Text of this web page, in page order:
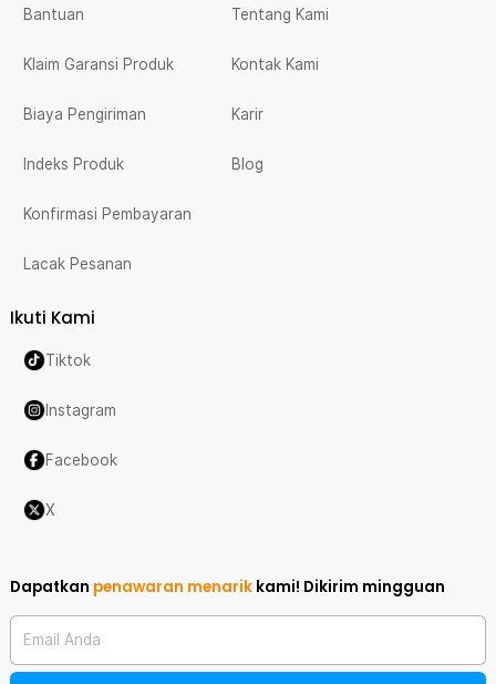
Bantuan
Klaim Garansi Produk
Biaya Pengiriman
Indeks Produk
Konfirmasi Pembayaran
Lacak Pesanan
Tentang Kami
Kontak Kami
Karir
Blog
Ikuti Kami
Tiktok
Instagram
Facebook
X
Dapatkan penawaran menarik kami! Dikirim mingguan
Email Anda